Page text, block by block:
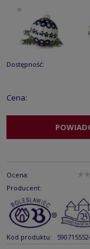
Dostępność:
Cena:
Ocena:
Producent:
Kod produktu: